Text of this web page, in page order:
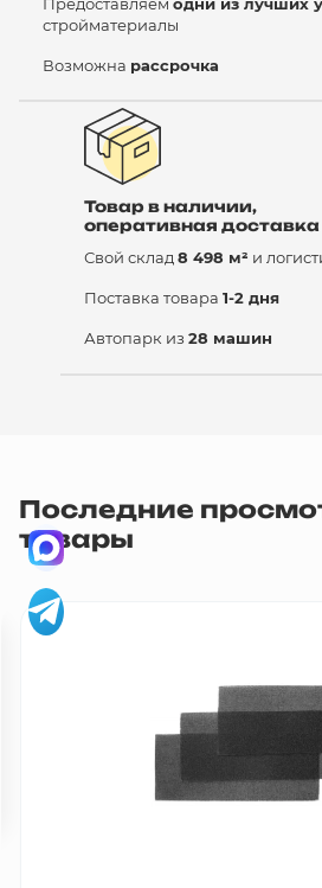
стройматериалы
Возможна рассрочка
Товар в наличии,
оперативная доставка
Свой склад 8 498 м² и
Поставка товара 1-2 дня
Автопарк из 28 машин
Последние
товары